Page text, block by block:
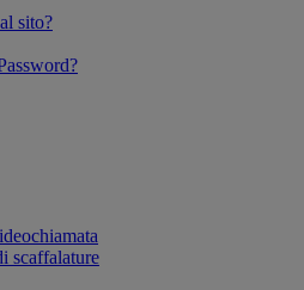
sito?
scaffalature